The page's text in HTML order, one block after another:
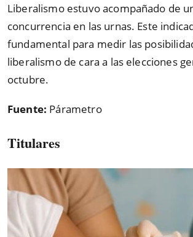
Liberalismo estuvo acompañado de
concurrencia en las urnas. Este
fundamental para medir las
liberalismo de cara a las elecciones
octubre.
Fuente: Párametro
Titulares